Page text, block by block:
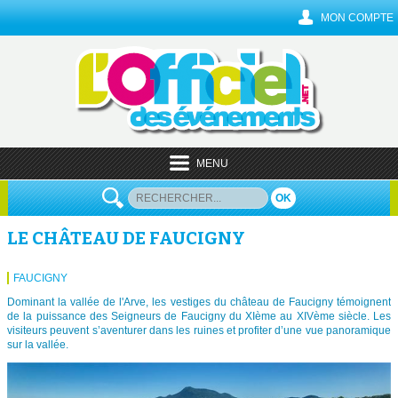
MON COMPTE
MENU
OK
LE CHÂTEAU DE FAUCIGNY
FAUCIGNY
Dominant la vallée de l'Arve, les vestiges du château de Faucigny témoignent
de la puissance des Seigneurs de Faucigny du XIème au XIVème siècle. Les
visiteurs peuvent s’aventurer dans les ruines et profiter d’une vue panoramique
sur la vallée.